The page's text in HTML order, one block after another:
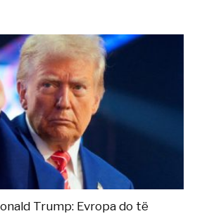
Trump: Evropa do të